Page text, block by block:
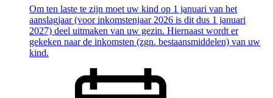
Om ten laste te zijn moet uw kind op 1 januari van het
aanslagjaar (voor inkomstenjaar 2026 is dit dus 1 januari
2027) deel uitmaken van uw gezin. Hiernaast wordt er
gekeken naar de inkomsten (zgn. bestaansmiddelen) van uw
kind.